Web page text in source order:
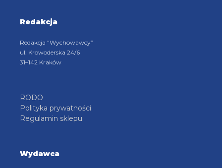
Redakcja
Redakcja “Wychowawcy”
ul. Krowoderska 24/6
31–142 Kraków
RODO
Polityka prywatności
Regulamin sklepu
Wydawca